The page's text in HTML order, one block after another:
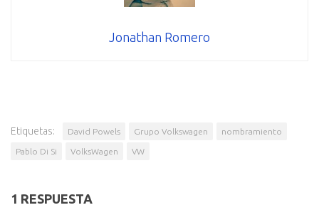
Jonathan Romero
Etiquetas: David Powels Grupo Volkswagen nombramiento
Pablo Di Si VolksWagen VW
1 RESPUESTA